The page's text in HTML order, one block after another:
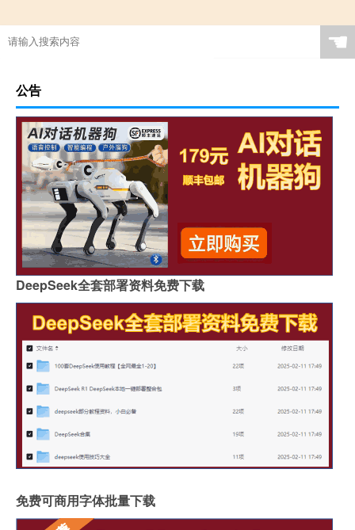
☚
公告
DeepSeek全套部署资料免费下载
免费可商用字体批量下载